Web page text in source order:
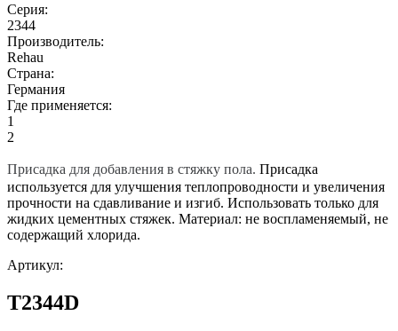
Серия:
2344
Производитель:
Rehau
Страна:
Германия
Где применяется:
1
2
Присадка для добавления в стяжку пола. Присадка
используется для улучшения теплопроводности и увеличения
прочности на сдавливание и изгиб. Использовать только для
жидких цементных стяжек. Материал: не воспламеняемый, не
содержащий хлорида.
Артикул:
T2344D